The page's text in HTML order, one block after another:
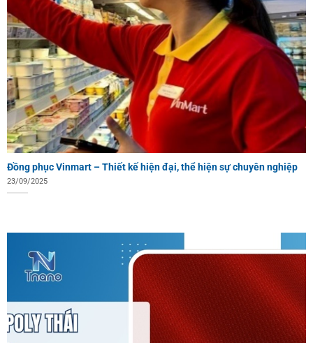
Đồng phục Vinmart – Thiết kế hiện đại, thể hiện sự chuyên nghiệp
23/09/2025